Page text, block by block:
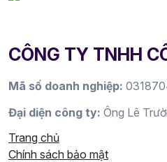
CÔNG TY TNHH
Mã số doanh nghiệp:
Đại diện công ty: Ông Lê
Trang chủ
Chính sách bảo mật